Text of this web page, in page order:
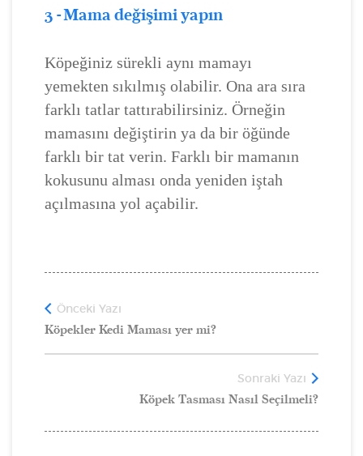
3 - Mama değişimi yapın
Köpeğiniz sürekli aynı mamayı
yemekten sıkılmış olabilir. Ona ara sıra
farklı tatlar tattırabilirsiniz. Örneğin
mamasını değiştirin ya da bir öğünde
farklı bir tat verin. Farklı bir mamanın
kokusunu alması onda yeniden iştah
açılmasına yol açabilir.
Önceki Yazı
Köpekler Kedi Maması yer mi?
Sonraki Yazı
Köpek Tasması Nasıl Seçilmeli?